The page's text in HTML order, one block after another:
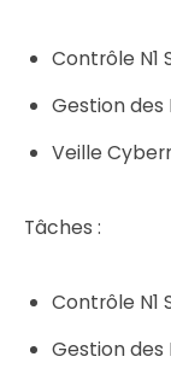
Contrôle N1
Gestion
Veille
Tâches :
Contrôle N1
Gestion